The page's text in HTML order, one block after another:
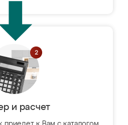
и расчет